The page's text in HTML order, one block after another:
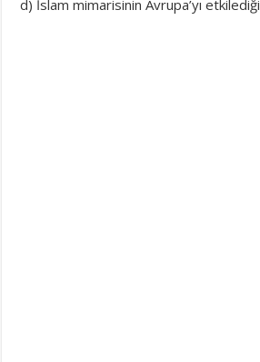
d) İslam mimarisinin Avrupa’yı etkilediği